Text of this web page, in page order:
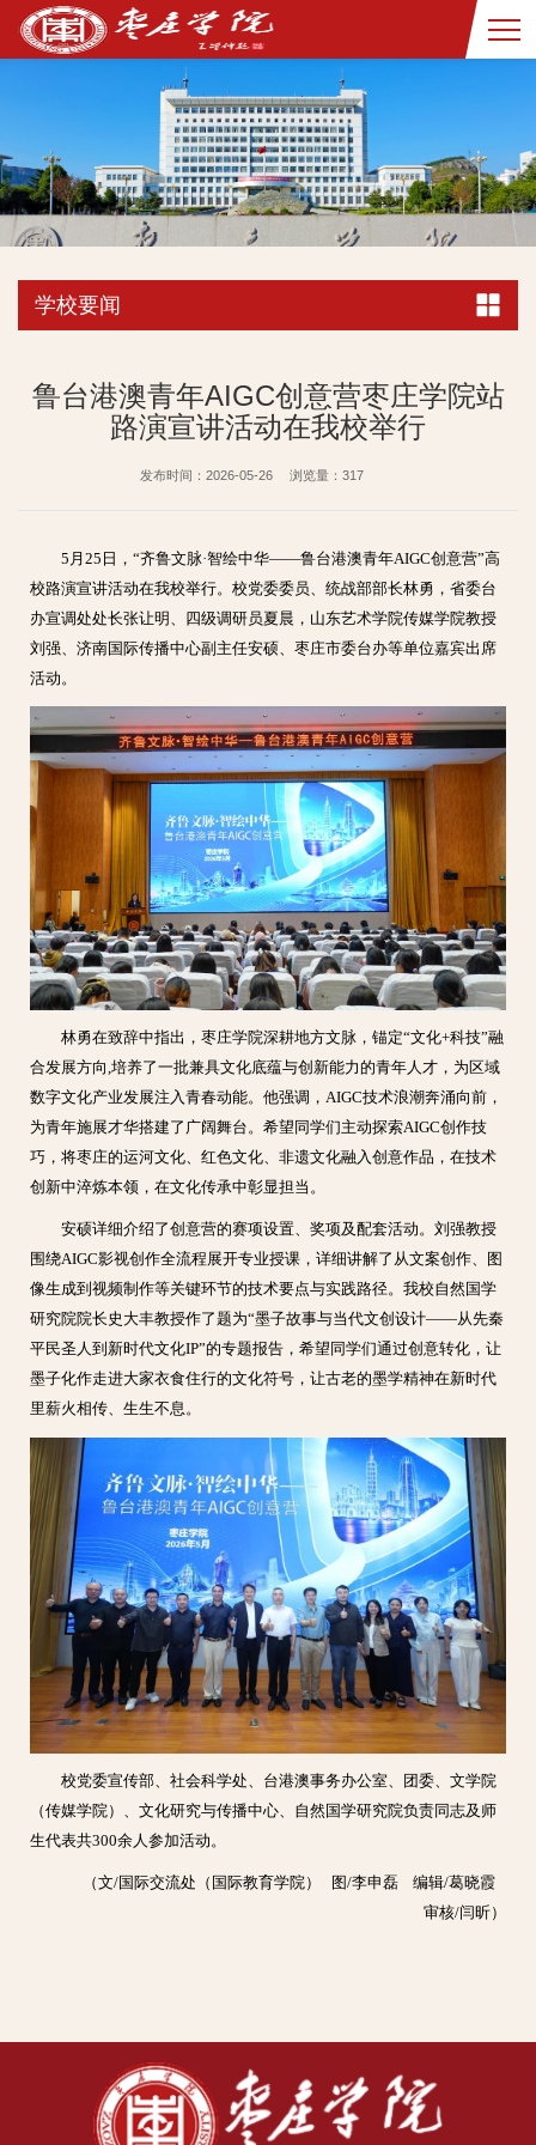
学校要闻
鲁台港澳青年AIGC创意营枣庄学院站
路演宣讲活动在我校举行
发布时间：2026-05-26 浏览量： 317
5月25日，“齐鲁文脉·智绘中华——鲁台港澳青年AIGC创意营”高
校路演宣讲活动在我校举行。校党委委员、统战部部长林勇，省委台
办宣调处处长张让明、四级调研员夏晨，山东艺术学院传媒学院教授
刘强、济南国际传播中心副主任安硕、枣庄市委台办等单位嘉宾出席
活动。
林勇在致辞中指出，枣庄学院深耕地方文脉，锚定“文化+科技”融
合发展方向,培养了一批兼具文化底蕴与创新能力的青年人才，为区域
数字文化产业发展注入青春动能。他强调，AIGC技术浪潮奔涌向前，
为青年施展才华搭建了广阔舞台。希望同学们主动探索AIGC创作技
巧，将枣庄的运河文化、红色文化、非遗文化融入创意作品，在技术
创新中淬炼本领，在文化传承中彰显担当。
安硕详细介绍了创意营的赛项设置、奖项及配套活动。刘强教授
围绕AIGC影视创作全流程展开专业授课，详细讲解了从文案创作、图
像生成到视频制作等关键环节的技术要点与实践路径。我校自然国学
研究院院长史大丰教授作了题为“墨子故事与当代文创设计——从先秦
平民圣人到新时代文化IP”的专题报告，希望同学们通过创意转化，让
墨子化作走进大家衣食住行的文化符号，让古老的墨学精神在新时代
里薪火相传、生生不息。
校党委宣传部、社会科学处、台港澳事务办公室、团委、文学院
（传媒学院）、文化研究与传播中心、自然国学研究院负责同志及师
生代表共300余人参加活动。
（文/国际交流处（国际教育学院） 图/李申磊 编辑/葛晓霞
审核/闫昕）